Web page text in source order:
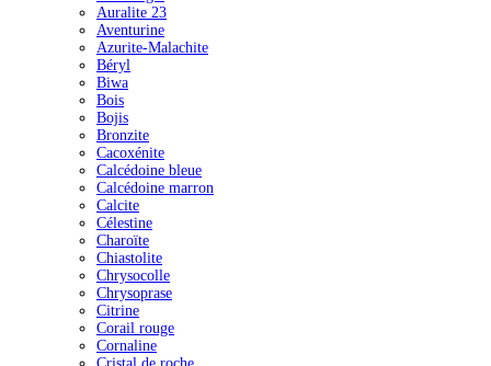
Auralite 23
Aventurine
Azurite-Malachite
Béryl
Biwa
Bois
Bojis
Bronzite
Cacoxénite
Calcédoine bleue
Calcédoine marron
Calcite
Célestine
Charoïte
Chiastolite
Chrysocolle
Chrysoprase
Citrine
Corail rouge
Cornaline